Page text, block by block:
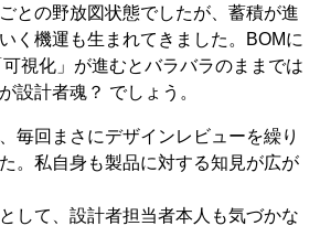
との野放図状態でしたが、蓄積が進
く機運も生まれてきました。BOMに
視化」が進むとバラバラのままでは
設計者魂？ でしょう。
毎回まさにデザインレビューを繰り
。私自身も製品に対する知見が広が
して、設計者担当者本人も気づかな